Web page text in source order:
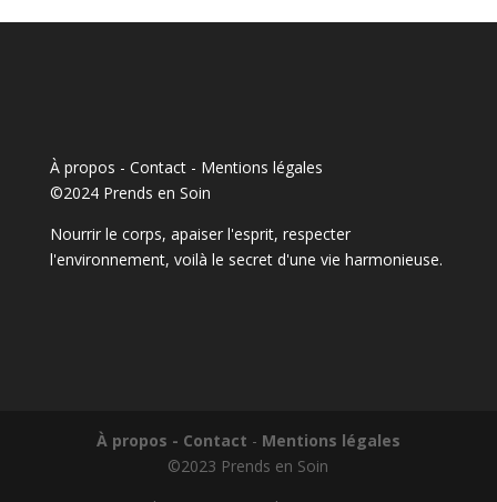
À propos - Contact- Mentions légales
©2024 Prends en Soin
Nourrir le corps, apaiser l'esprit, respecter
l'environnement, voilà le secret d'une vie harmonieuse.
À propos - Contact - Mentions légales
©2023 Prends en Soin